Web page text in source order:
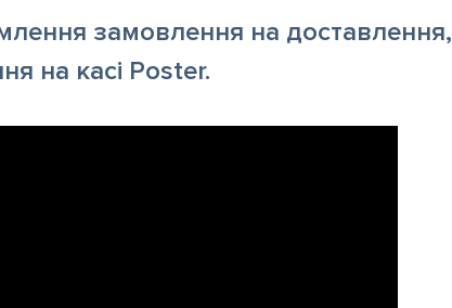
замовлення на доставлення,
на касі Poster.